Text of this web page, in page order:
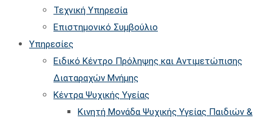
Τεχνική Υπηρεσία
Επιστημονικό Συμβούλιο
Υπηρεσίες
Ειδικό Κέντρο Πρόληψης και Αντιμετώπισης
Διαταραχών Μνήμης
Κέντρα Ψυχικής Υγείας
Κινητή Μονάδα Ψυχικής Υγείας Παιδιών &